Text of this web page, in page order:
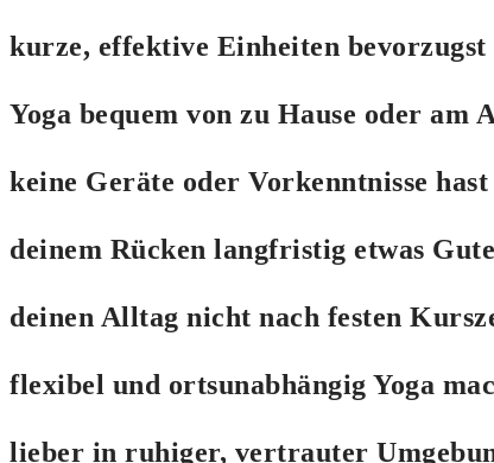
kurze, effektive Einheiten bevorzugst
Yoga bequem von zu Hause oder am
keine Geräte oder Vorkenntnisse hast
deinem Rücken langfristig etwas
deinen Alltag nicht nach festen
flexibel und ortsunabhängig Yoga
lieber in ruhiger, vertrauter